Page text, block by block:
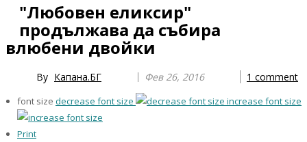
"Любовен еликсир"
продължава да събира
влюбени двойки
By Капана.БГ Фев 26, 2016 1 comment
font size decrease font size increase font size
Print
Year
Month
Year
Month